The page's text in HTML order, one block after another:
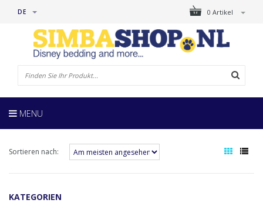
0 Artikel
DE
MENU
Sortieren nach:
KATEGORIEN